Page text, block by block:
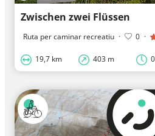
Zwischen zwei Flüssen
Ruta per caminar recreatiu · 0 ·
19,7 km 403 m